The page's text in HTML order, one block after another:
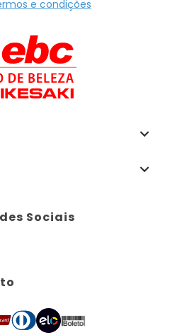
e condições
Sociais